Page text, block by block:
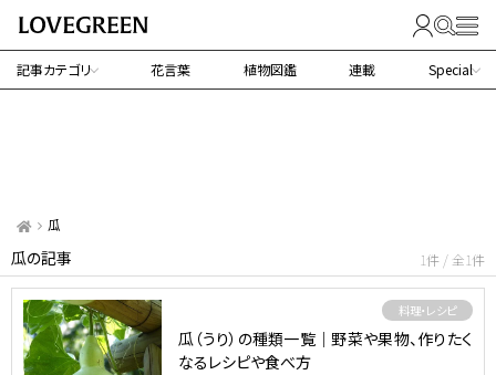
記事カテゴリ 花言葉 植物図鑑 連載 Special
瓜
瓜の記事 1件 / 全1件
料理・レシピ
瓜（うり）の種類一覧｜野菜や果物、作りたく
なるレシピや食べ方